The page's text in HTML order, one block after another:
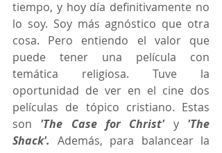
tiempo, y hoy día definitivamente no
lo soy. Soy más agnóstico que otra
cosa. Pero entiendo el valor que
puede tener una película con
temática religiosa. Tuve la
oportunidad de ver en el cine dos
películas de tópico cristiano. Estas
son 'The Case for Christ' y 'The
Shack'. Además, para balancear la